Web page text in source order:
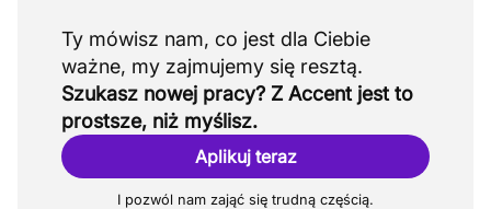
Ty mówisz nam, co jest dla Ciebie
Szukasz nowej pracy? Z Accent jest to
prostsze, niż myślisz.
Aplikuj teraz
I pozwól nam zająć się trudną częścią.